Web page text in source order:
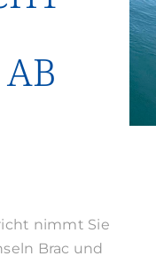
nimmt Sie
Brac und